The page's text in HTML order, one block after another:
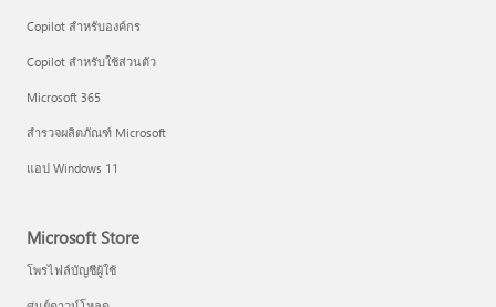
Copilot สำหรับองค์กร
Copilot สำหรับใช้ส่วนตัว
Microsoft 365
สำรวจผลิตภัณฑ์ Microsoft
แอป Windows 11
Microsoft Store
โพรไฟล์บัญชีผู้ใช้